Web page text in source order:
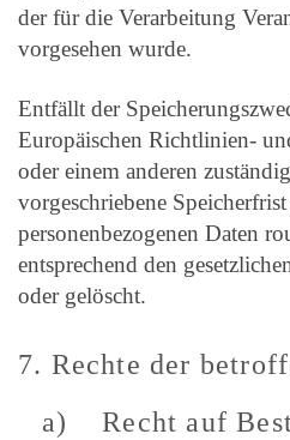
der für die Verarbeitung
vorgesehen wurde.
Entfällt der
Europäischen Richtlinien-
oder einem anderen
vorgeschriebene
personenbezogenen Daten
entsprechend den
oder gelöscht.
7. Rechte der
a) Recht auf